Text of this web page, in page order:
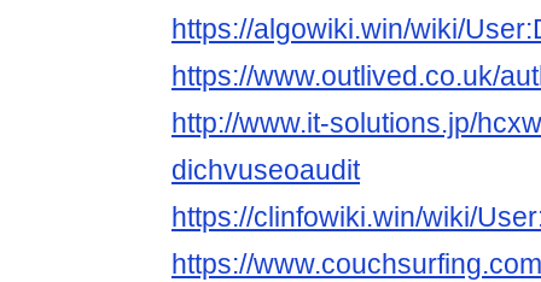
https://algowiki.win/wiki/
https://www.outlived.co.uk/
http://www.it-solutions.jp/
dichvuseoaudit
https://clinfowiki.win/wiki/
https://